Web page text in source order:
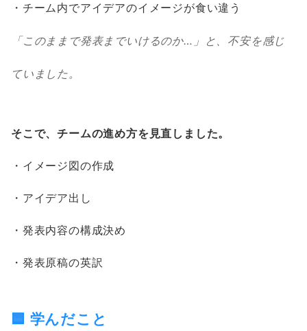
・チーム内でアイデアのイメージが食い違う
「このままで発表までいけるのか…」と、不安を感じ
ていました。
そこで、チームの進め方を見直しました。
・イメージ図の作成
・アイデア出し
・発表内容の構成決め
・発表原稿の英訳
🟦 学んだこと